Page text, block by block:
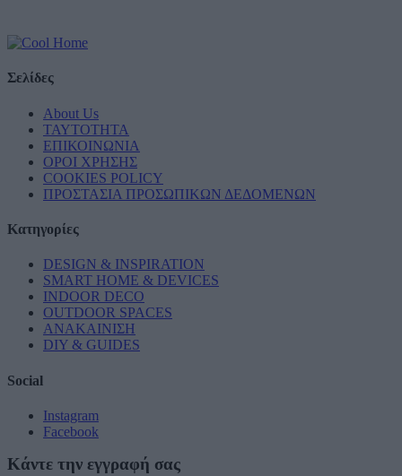
Σελίδες
About Us
ΤΑΥΤΟΤΗΤΑ
ΕΠΙΚΟΙΝΩΝΙΑ
ΟΡΟΙ ΧΡΗΣΗΣ
COOKIES POLICY
ΠΡΟΣΤΑΣΙΑ ΠΡΟΣΩΠΙΚΩΝ ΔΕΔΟΜΕΝΩΝ
Κατηγορίες
DESIGN & INSPIRATION
SMART HOME & DEVICES
INDOOR DECO
OUTDOOR SPACES
ΑΝΑΚΑΙΝΙΣΗ
DIY & GUIDES
Social
Instagram
Facebook
Κάντε την εγγραφή σας